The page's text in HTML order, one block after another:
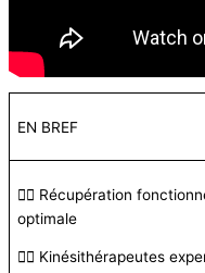
EN BREF
🏋️‍♂️ Récupération
optimale
👩‍⚕️ Kinésithérapeutes